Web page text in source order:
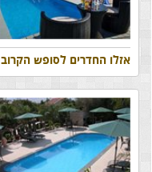
אזלו החדרים לסופש הקרוב